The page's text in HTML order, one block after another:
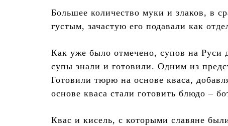
Большее количество муки и злаков, в
густым, зачастую его подавали как
Как уже было отмечено, супов на Руси
супы знали и готовили. Одним из
Готовили тюрю на основе кваса,
основе кваса стали готовить блюдо –
Квас и кисель, с которыми славяне